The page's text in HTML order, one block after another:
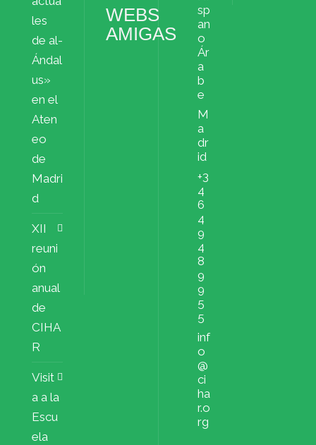
les
de al-
Ándal
us»
en el
Aten
eo
de
Madri
d
XII
reuni
ón
anual
de
CIHA
R
Visit
a a la
Escu
ela
WEBS
AMIGAS
sp
an
o
Ár
a
b
e
M
a
dr
id
+3
4
6
4
9
4
8
9
9
5
5
inf
o
@
ci
ha
r.o
rg